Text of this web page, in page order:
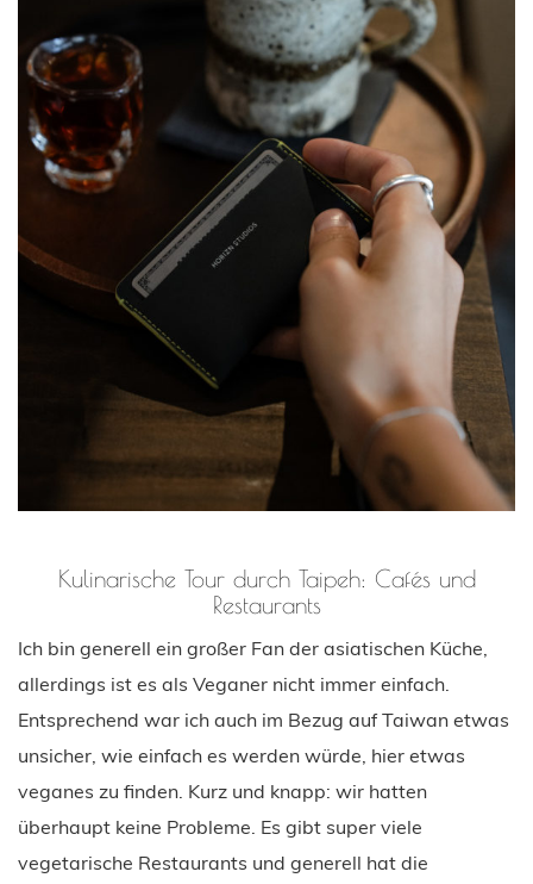
Kulinarische Tour durch Taipeh: Cafés und
Restaurants
Ich bin generell ein großer Fan der asiatischen Küche,
allerdings ist es als Veganer nicht immer einfach.
Entsprechend war ich auch im Bezug auf Taiwan etwas
unsicher, wie einfach es werden würde, hier etwas
veganes zu finden. Kurz und knapp: wir hatten
überhaupt keine Probleme. Es gibt super viele
vegetarische Restaurants und generell hat die